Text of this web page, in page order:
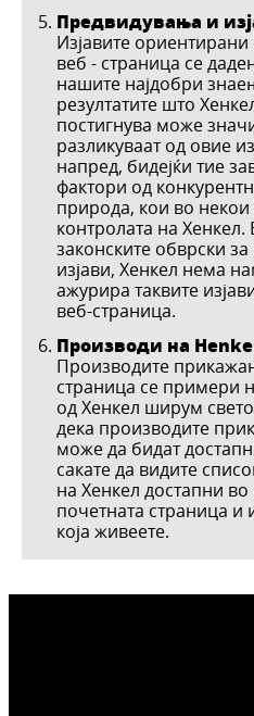
Предвидувања и
Изјавите
веб - страница се
нашите најдобри
резултатите што
постигнува може
разликуваат од овие
напред, бидејќи тие
фактори од
природа, кои во
контролата на Хенкел.
законските обврски
изјави, Хенкел нема
ажурира таквите
веб-страница.
Производи на
Производите
страница се примери
од Хенкел ширум
дека производите
може да бидат
сакате да видите
на Хенкел достапни
почетната страница и
која живеете.